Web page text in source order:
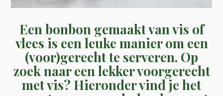
Een bonbon gemaakt van vis of
vlees is een leuke manier om een
(voor)gerecht te serveren. Op
zoek naar een lekker voorgerecht
met vis? Hieronder vind je het